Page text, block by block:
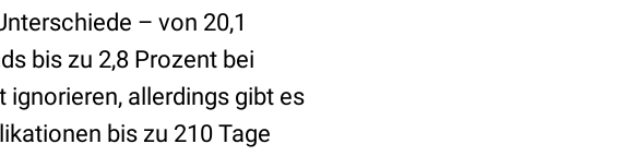
– von 20,1
bis zu 2,8 Prozent bei
allerdings gibt es
bis zu 210 Tage